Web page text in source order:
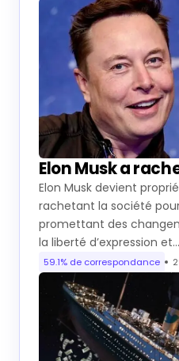
Elon Musk a
Elon Musk devient
rachetant la société
promettant des
la liberté d’expression et…
59.1% de correspondance